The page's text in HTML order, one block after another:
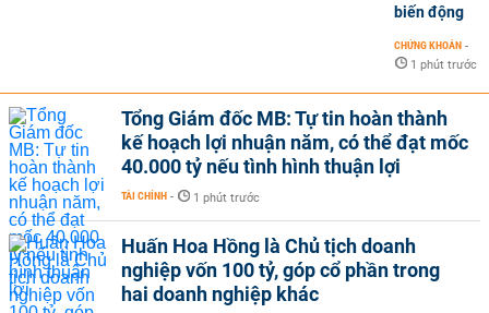
biến động
CHỨNG KHOÁN -
1 phút trước
Tổng Giám đốc MB: Tự tin hoàn thành
kế hoạch lợi nhuận năm, có thể đạt mốc
40.000 tỷ nếu tình hình thuận lợi
TÀI CHÍNH - 1 phút trước
Huấn Hoa Hồng là Chủ tịch doanh
nghiệp vốn 100 tỷ, góp cổ phần trong
hai doanh nghiệp khác